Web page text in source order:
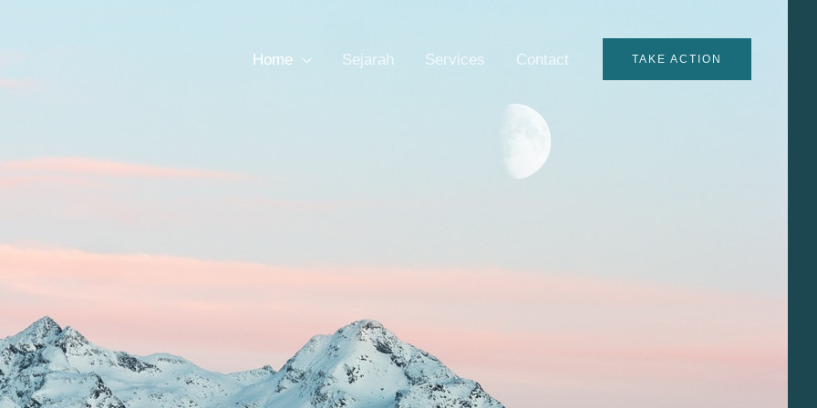
Home Sejarah Services Contact TAKE ACTION